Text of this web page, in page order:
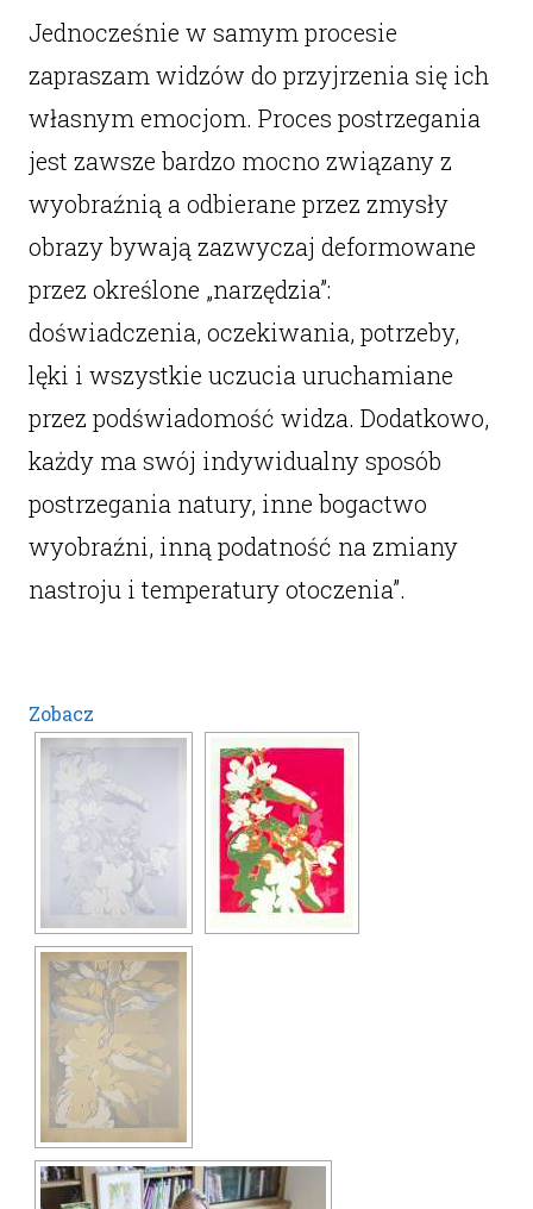
Jednocześnie w samym procesie
zapraszam widzów do przyjrzenia się ich
własnym emocjom. Proces postrzegania
jest zawsze bardzo mocno związany z
wyobraźnią a odbierane przez zmysły
obrazy bywają zazwyczaj deformowane
przez określone „narzędzia”:
doświadczenia, oczekiwania, potrzeby,
lęki i wszystkie uczucia uruchamiane
przez podświadomość widza. Dodatkowo,
każdy ma swój indywidualny sposób
postrzegania natury, inne bogactwo
wyobraźni, inną podatność na zmiany
nastroju i temperatury otoczenia”.
Zobacz